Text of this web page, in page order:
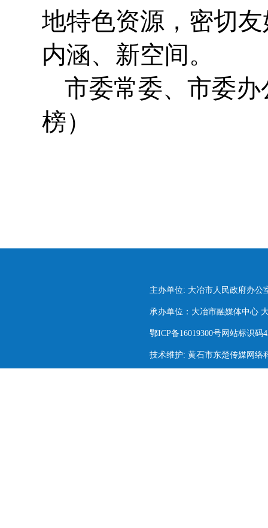
地特色资源，密切
内涵、新空间。
市委常委、市委
榜）
主办单位: 大冶市人民政府办公
承办单位：大冶市融媒体中心
鄂ICP备16019300号网站标识码
技术维护: 黄石市东楚传媒网络